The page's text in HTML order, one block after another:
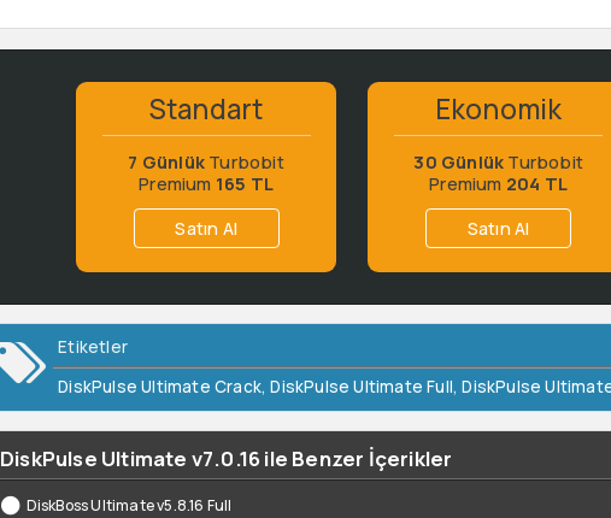
Standart
7 Günlük Turbobit
Premium 165 TL
Satın Al
Ekonomik
30 Günlük Turbobit
Premium 204 TL
Satın Al
Etiketler
DiskPulse Ultimate Crack,DiskPulse Ultimate Full,DiskPulse
DiskPulse Ultimate v7.0.16 ile Benzer İçerikler
DiskBoss Ultimate v5.8.16 Full